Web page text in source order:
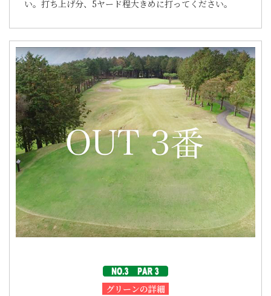
い。打ち上げ分、5ヤード程大きめに打ってください。
グリーンの詳細